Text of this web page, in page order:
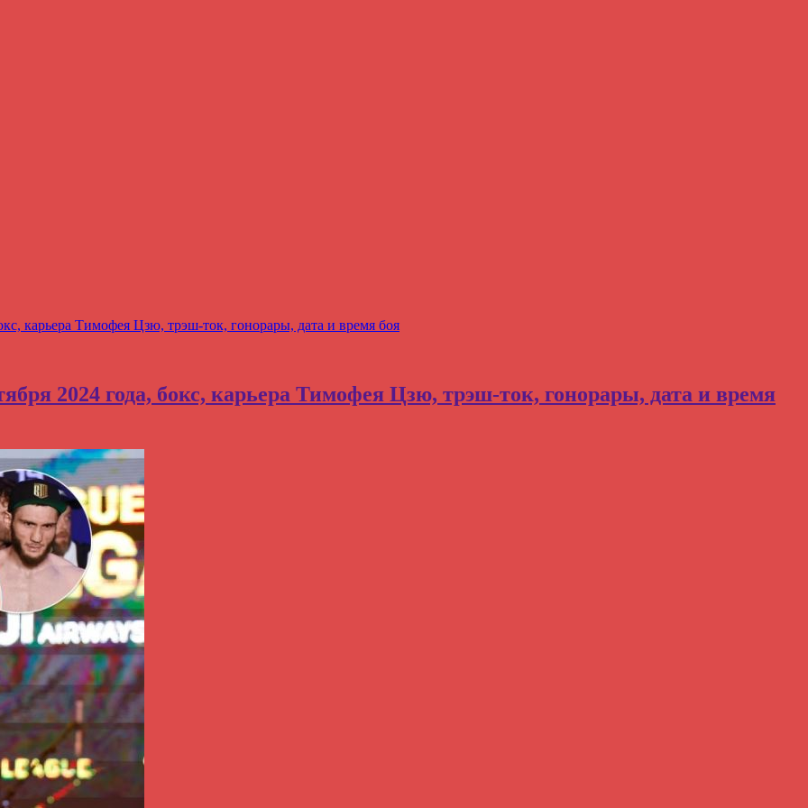
карьера Тимофея Цзю, трэш-ток, гонорары, дата и время боя
2024 года, бокс, карьера Тимофея Цзю, трэш-ток, гонорары, дата и время